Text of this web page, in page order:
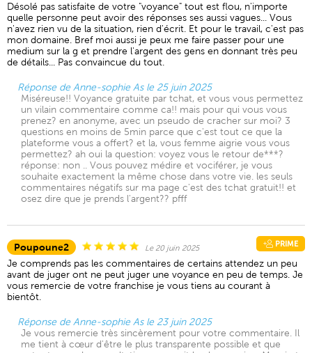
Désolé pas satisfaite de votre "voyance" tout est flou, n'importe
quelle personne peut avoir des réponses ses aussi vagues... Vous
n'avez rien vu de la situation, rien d'écrit. Et pour le travail, c'est pas
mon domaine. Bref moi aussi je peux me faire passer pour une
medium sur la g et prendre l'argent des gens en donnant très peu
de détails... Pas convaincue du tout.
Réponse de Anne-sophie As le 25 juin 2025
Miséreuse!! Voyance gratuite par tchat, et vous vous permettez
un vilain commentaire comme ca!! mais pour qui vous vous
prenez? en anonyme, avec un pseudo de cracher sur moi? 3
questions en moins de 5min parce que c'est tout ce que la
plateforme vous a offert? et la, vous femme aigrie vous vous
permettez? ah oui la question: voyez vous le retour de***?
réponse: non .. Vous pouvez médire et vociférer, je vous
souhaite exactement la même chose dans votre vie. les seuls
commentaires négatifs sur ma page c'est des tchat gratuit!! et
osez dire que je prends l'argent?? pfff
Poupoune2 Le 20 juin 2025 PRIME
Je comprends pas les commentaires de certains attendez un peu
avant de juger ont ne peut juger une voyance en peu de temps. Je
vous remercie de votre franchise je vous tiens au courant à
bientôt.
Réponse de Anne-sophie As le 23 juin 2025
Je vous remercie très sincèrement pour votre commentaire. Il
me tient à cœur d'être le plus transparente possible et que